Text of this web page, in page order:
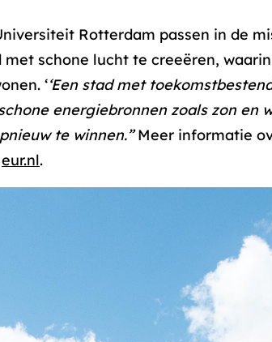
Rotterdam passen in de
schone lucht te creeëren,
‘‘Een stad met
energiebronnen zoals zon en
te winnen.”Meer informatie
eur.nl.